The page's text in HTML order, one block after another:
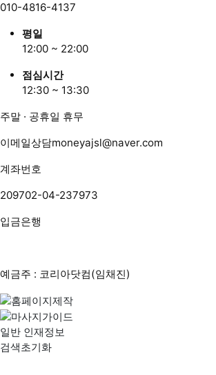
010-4816-4137
평일
12:00 ~ 22:00
점심시간
12:30 ~ 13:30
주말 · 공휴일 휴무
이메일상담moneyajsl@naver.com
계좌번호
209702-04-237973
입금은행
예금주 : 코리아닷컴(임채진)
일반 인재정보
검색초기화